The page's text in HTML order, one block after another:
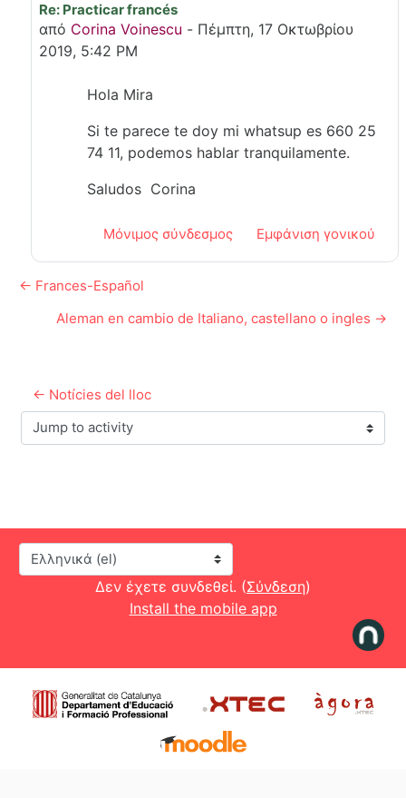
Σε απάντηση σε Mira Oumoussa
Re: Practicar francés
από Corina Voinescu - Πέμπτη, 17 Οκτωβρίου
2019, 5:42 PM
Hola Mira
Si te parece te doy mi whatsup es 660 25
74 11, podemos hablar tranquilamente.
Saludos Corina
Μόνιμος σύνδεσμος Εμφάνιση γονικού
← Frances-Español
Aleman en cambio de Italiano, castellano o ingles →
← Notícies del lloc
Jump to activity
Γλώσσα
Δεν έχετε συνδεθεί. (Σύνδεση)
Install the mobile app